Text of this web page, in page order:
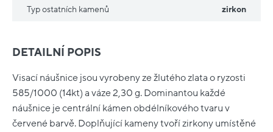
DETAILNÍ POPIS
Visací náušnice jsou vyrobeny ze žlutého zlata o ryzosti
585/1000 (14kt) a váze 2,30 g. Dominantou každé
náušnice je centrální kámen obdélníkového tvaru v
červené barvě. Doplňující kameny tvoří zirkony umístěné
Typ ostatních kamenů zirkon